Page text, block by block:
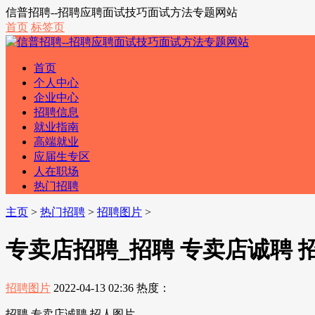
信普招聘--招聘应聘面试技巧面试方法专题网站
首页 标签页
首页
个人中心
企业中心
招聘信息
就业指南
高端就业
应届生专区
人在职场
热门招聘
主页 > 热门招聘 > 招聘图片 >
专卖店招聘_招聘 专卖店诚聘
招聘图片 2022-04-13 02:36 热度：